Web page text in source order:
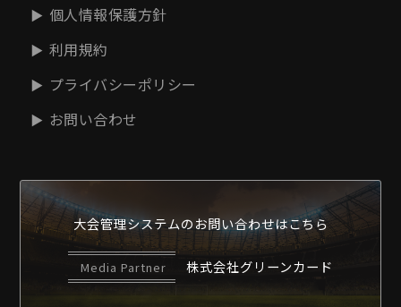
個人情報保護方針
利用規約
プライバシーポリシー
お問い合わせ
大会管理システムのお問い合わせはこちら
Media Partner 株式会社グリーンカード